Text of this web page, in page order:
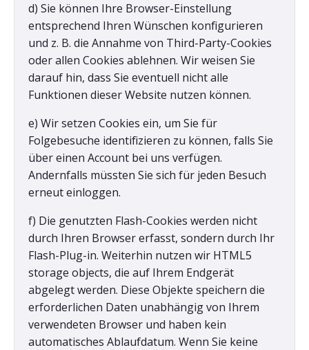
d) Sie können Ihre Browser-Einstellung
entsprechend Ihren Wünschen konfigurieren
und z. B. die Annahme von Third-Party-Cookies
oder allen Cookies ablehnen. Wir weisen Sie
darauf hin, dass Sie eventuell nicht alle
Funktionen dieser Website nutzen können.
e) Wir setzen Cookies ein, um Sie für
Folgebesuche identifizieren zu können, falls Sie
über einen Account bei uns verfügen.
Andernfalls müssten Sie sich für jeden Besuch
erneut einloggen.
f) Die genutzten Flash-Cookies werden nicht
durch Ihren Browser erfasst, sondern durch Ihr
Flash-Plug-in. Weiterhin nutzen wir HTML5
storage objects, die auf Ihrem Endgerät
abgelegt werden. Diese Objekte speichern die
erforderlichen Daten unabhängig von Ihrem
verwendeten Browser und haben kein
automatisches Ablaufdatum. Wenn Sie keine